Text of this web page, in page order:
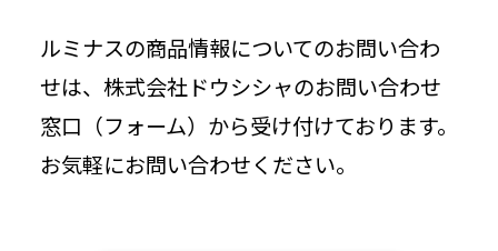
ルミナスの商品情報についてのお問い合わ
せは、株式会社ドウシシャのお問い合わせ
窓口（フォーム）から受け付けております。
お気軽にお問い合わせください。